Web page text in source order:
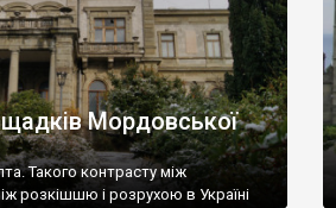
Мордовської
Такого контрасту між
розкішшю і розрухою в Україні